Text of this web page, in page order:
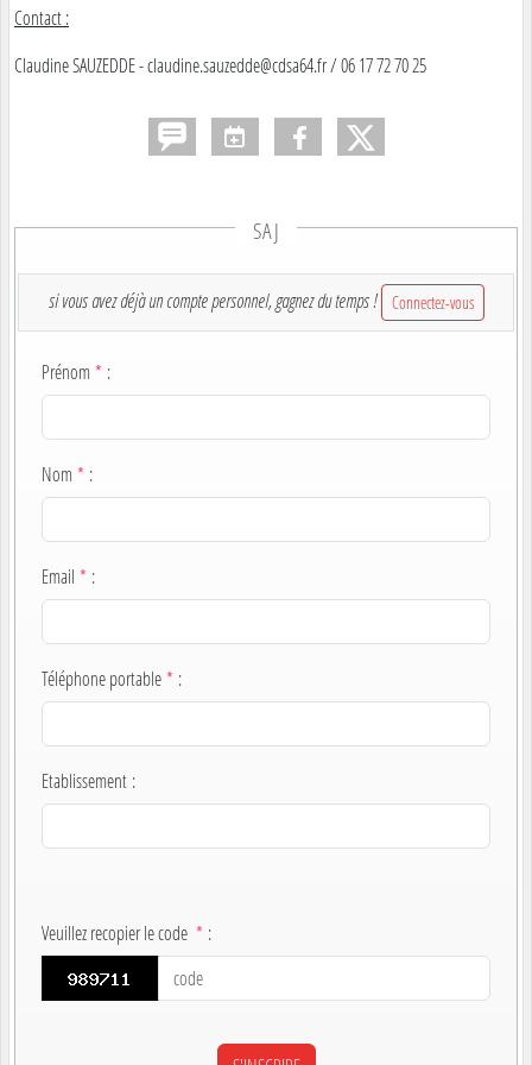
Contact :
Claudine SAUZEDDE - claudine.sauzedde@cdsa64.fr / 06 17 72 70 25
SAJ
si vous avez déjà un compte personnel, gagnez du temps ! Connectez-vous
Prénom * :
Nom * :
Email * :
Téléphone portable* :
Etablissement :
Veuillez recopier le code * :